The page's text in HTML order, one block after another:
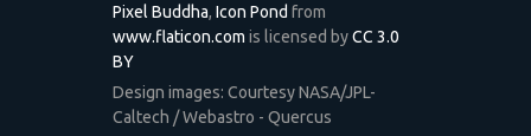
Pixel Buddha, Icon Pond from
www.flaticon.com is licensed byCC 3.0
BY
Design images: Courtesy NASA/JPL-
Caltech / Webastro - Quercus